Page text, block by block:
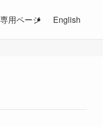
用ページ English